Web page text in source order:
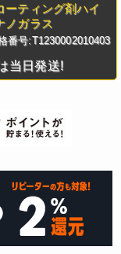
ーティング剤ハイ
ノガラス
番号:T1230002010403
当日発送!